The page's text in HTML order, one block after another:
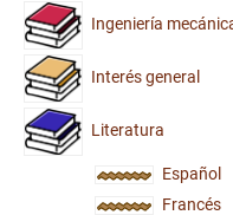
Ingeniería
Interés general
Literatura
Español
Francés